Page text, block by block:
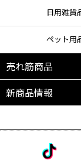
●高温(50℃以上)・直
浄性が低下する恐れが
質上問題ありません。
●使用中気分が悪くな
その場から離れてくだ
込んだ場合は無理に吐
を飲ませてください
るまで洗い流してく
日用雑貨
ペット用
売れ筋商品
新商品情報